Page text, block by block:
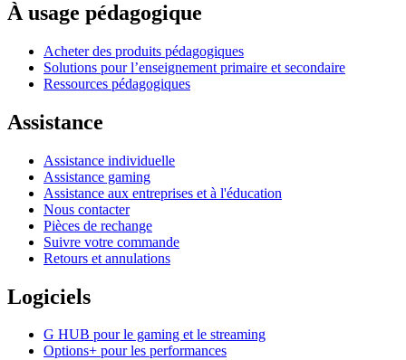
À usage pédagogique
Acheter des produits pédagogiques
Solutions pour l’enseignement primaire et secondaire
Ressources pédagogiques
Assistance
Assistance individuelle
Assistance gaming
Assistance aux entreprises et à l'éducation
Nous contacter
Pièces de rechange
Suivre votre commande
Retours et annulations
Logiciels
G HUB pour le gaming et le streaming
Options+ pour les performances